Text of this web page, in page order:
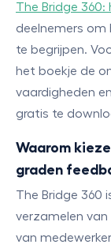
The Bridge
deelnemers
te begrijpen.
het boekje de
vaardigheden
gratis te
Waarom
graden
The Bridge 360
verzamelen
van